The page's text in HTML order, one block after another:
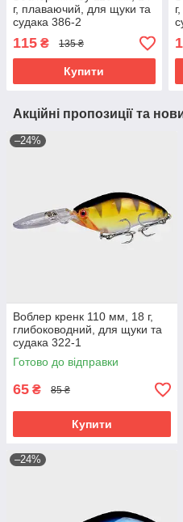
г, плаваючий, для щуки та
судака 386-2
115 ₴ 135 ₴
Купити
Акційні пропозиції та
–24%
Воблер кренк 110 мм, 18 г,
глибоководний, для щуки та
судака 322-1
Готово до відправки
65 ₴ 85 ₴
Купити
–24%